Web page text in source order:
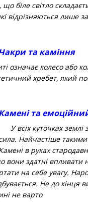
біле світло
відрізняються лише
Чакри та каміння
означає колесо або
хребет, який
та
У всіх куточках
Найчастіше такими
в руках
вони здатні впливати
на себе увагу.
Не до кінця
не варто